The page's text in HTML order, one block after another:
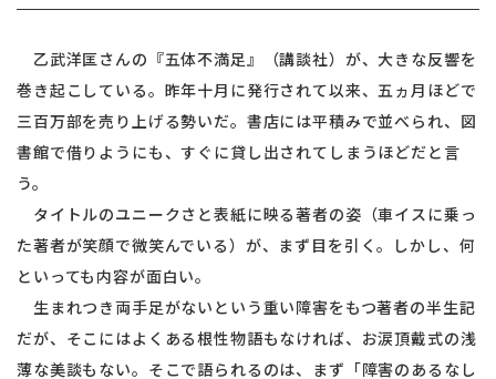
乙武洋匡さんの『五体不満足』（講談社）が、大きな反響を
巻き起こしている。昨年十月に発行されて以来、五ヵ月ほどで
三百万部を売り上げる勢いだ。書店には平積みで並べられ、図
書館で借りようにも、すぐに貸し出されてしまうほどだと言
う。
タイトルのユニークさと表紙に映る著者の姿（車イスに乗っ
た著者が笑顔で微笑んでいる）が、まず目を引く。しかし、何
といっても内容が面白い。
生まれつき両手足がないという重い障害をもつ著者の半生記
だが、そこにはよくある根性物語もなければ、お涙頂戴式の浅
薄な美談もない。そこで語られるのは、まず「障害のあるなし